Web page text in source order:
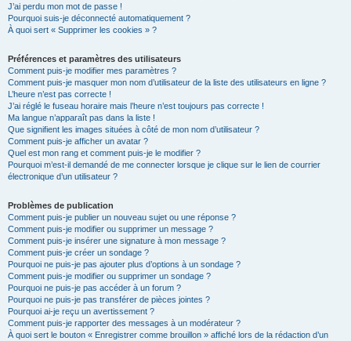
J’ai perdu mon mot de passe !
Pourquoi suis-je déconnecté automatiquement ?
À quoi sert « Supprimer les cookies » ?
Préférences et paramètres des utilisateurs
Comment puis-je modifier mes paramètres ?
Comment puis-je masquer mon nom d’utilisateur de la liste des utilisateurs en ligne ?
L’heure n’est pas correcte !
J’ai réglé le fuseau horaire mais l’heure n’est toujours pas correcte !
Ma langue n’apparaît pas dans la liste !
Que signifient les images situées à côté de mon nom d’utilisateur ?
Comment puis-je afficher un avatar ?
Quel est mon rang et comment puis-je le modifier ?
Pourquoi m’est-il demandé de me connecter lorsque je clique sur le lien de courrier
électronique d’un utilisateur ?
Problèmes de publication
Comment puis-je publier un nouveau sujet ou une réponse ?
Comment puis-je modifier ou supprimer un message ?
Comment puis-je insérer une signature à mon message ?
Comment puis-je créer un sondage ?
Pourquoi ne puis-je pas ajouter plus d’options à un sondage ?
Comment puis-je modifier ou supprimer un sondage ?
Pourquoi ne puis-je pas accéder à un forum ?
Pourquoi ne puis-je pas transférer de pièces jointes ?
Pourquoi ai-je reçu un avertissement ?
Comment puis-je rapporter des messages à un modérateur ?
À quoi sert le bouton « Enregistrer comme brouillon » affiché lors de la rédaction d’un